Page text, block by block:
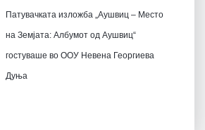
Патувачката изложба „Аушвиц – Место
на Земјата: Албумот од Аушвиц“
гостуваше во ООУ Невена Георгиева
Дуња